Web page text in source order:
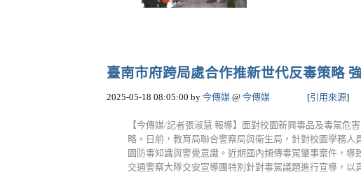
臺南市府跨局處合作推新世代反毒策略
2025-05-18 08:05:00 by 今傳媒 @ 今傳媒 [引用來源]
【今傳媒/記者張淑慧 報導】面對校園新興毒品及毒駕危
略。日前，教育局聯合警察局與衛生局，針對校園學務
園防毒知識與警覺意識。近期國內頻傳毒駕肇事案件，
交通警察大隊交安宣導團特別針對毒駕議題進行宣導，以